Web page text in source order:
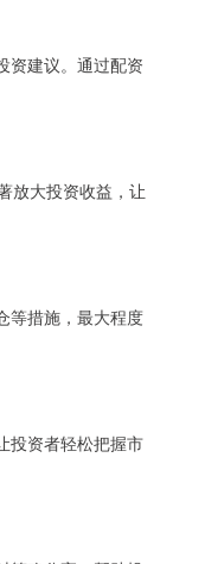
资建议。通过配资
放大投资收益，让
等措施，最大程度
投资者轻松把握市